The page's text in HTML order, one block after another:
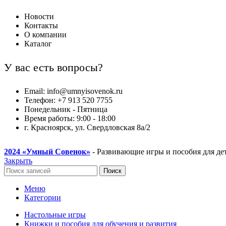
Новости
Контакты
О компании
Каталог
У вас есть вопросы?
Email: info@umnyisovenok.ru
Телефон: +7 913 520 7755
Понедельник - Пятница
Время работы: 9:00 - 18:00
г. Красноярск, ул. Свердловская 8а/2
2024 «Умный Совенок» - Развивающие игры и пособия для
Закрыть
Поиск
Меню
Категории
Настольные игры
Книжки и пособия для обучения и развития